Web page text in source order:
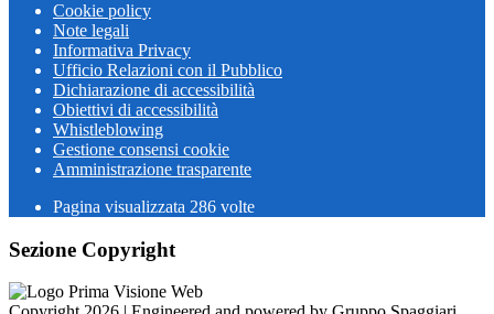
Cookie policy
Note legali
Informativa Privacy
Ufficio Relazioni con il Pubblico
Dichiarazione di accessibilità
Obiettivi di accessibilità
Whistleblowing
Gestione consensi cookie
Amministrazione trasparente
Pagina visualizzata 286 volte
Sezione Copyright